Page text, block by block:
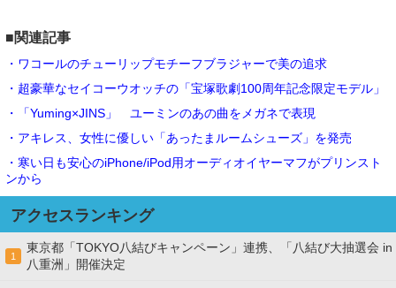
■関連記事
・ワコールのチューリップモチーフブラジャーで美の追求
・超豪華なセイコーウオッチの「宝塚歌劇100周年記念限定モデル」
・「Yuming×JINS」 ユーミンのあの曲をメガネで表現
・アキレス、女性に優しい「あったまルームシューズ」を発売
・寒い日も安心のiPhone/iPod用オーディオイヤーマフがプリンスト
ンから
アクセスランキング
1
東京都「TOKYO八結びキャンペーン」連携、「八結び大抽選会 in
八重洲」開催決定